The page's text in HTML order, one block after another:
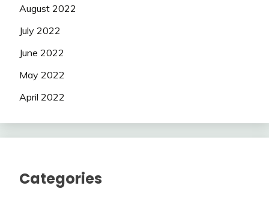
August 2022
July 2022
June 2022
May 2022
April 2022
Categories